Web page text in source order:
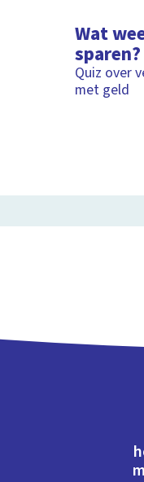
Wat
sparen?
Quiz over
met geld